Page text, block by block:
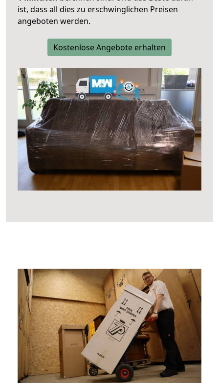
ist, dass all dies zu erschwinglichen Preisen
angeboten werden.
Kostenlose Angebote erhalten